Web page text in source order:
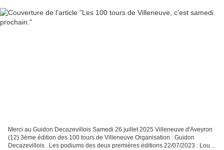
Merci au Guidon Decazevillois Samedi 26 juillet 2025 Villeneuve d'Aveyron
(12) 3ème édition des 100 tours de Villeneuve Organisation : Guidon
Decazevillois . Les podiums des deux premières éditions 22/07/2023 : Louis